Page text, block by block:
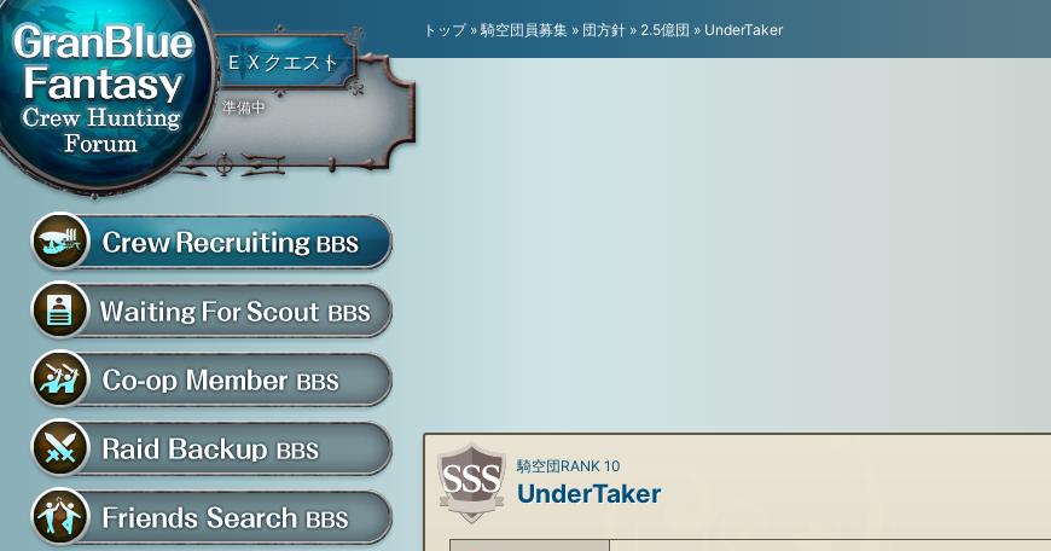
グラブル騎空団募集掲示
騎空団員募集掲示板
騎空団入団希望掲示板
共闘部屋・メンバー掲示板
マルチバトル救援募集掲示板
ＥＸクエスト
準備中
トップ»騎空団員募集 » 団方針 » 2.5億団 » UnderTaker
UnderTaker
騎空団RANK 10